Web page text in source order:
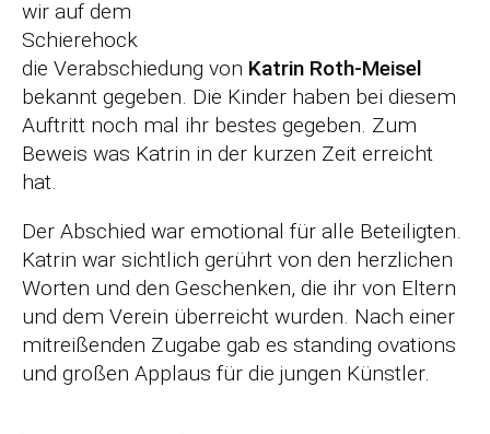
wir auf dem
Schierehock
die Verabschiedung von Katrin Roth-Meisel
bekannt gegeben. Die Kinder haben bei diesem
Auftritt noch mal ihr bestes gegeben. Zum
Beweis was Katrin in der kurzen Zeit erreicht
hat.
Der Abschied war emotional für alle Beteiligten.
Katrin war sichtlich gerührt von den herzlichen
Worten und den Geschenken, die ihr von Eltern
und dem Verein überreicht wurden. Nach einer
mitreißenden Zugabe gab es standing ovations
und großen Applaus für die jungen Künstler.